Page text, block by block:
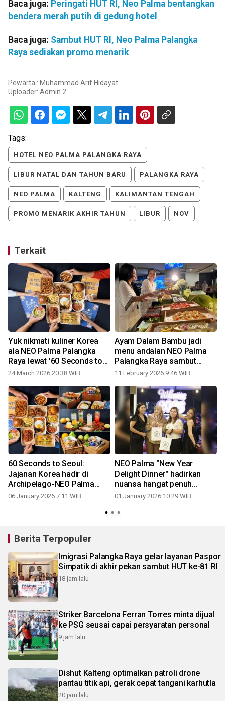
Baca juga: Peringati HUT RI, Neo Palma bentangkan
bendera merah putih di gedung hotel
Baca juga: Sambut HUT RI, Neo Palma Palangka
Raya sediakan promo menarik
Pewarta : Muhammad Arif Hidayat
Uploader: Admin 2
Tags:
HOTEL NEO PALMA PALANGKA RAYA
LIBUR NATAL DAN TAHUN BARU PALANGKA RAYA
NEO PALMA KALTENG KALIMANTAN TENGAH
PROMO MENARIK AKHIR TAHUN LIBUR NOV
Terkait
Yuk nikmati kuliner Korea
ala NEO Palma Palangka
Raya lewat '60 Seconds to
Seoul'
24 March 2026 20:38 WIB
Ayam Dalam Bambu jadi
menu andalan NEO Palma
Palangka Raya sambut
Ramadhan
11 February 2026 9:46 WIB
60 Seconds to Seoul:
Jajanan Korea hadir di
Archipelago-NEO Palma
Palangka Raya
06 January 2026 7:11 WIB
NEO Palma "New Year
Delight Dinner" hadirkan
nuansa hangat penuh
kepedulian
01 January 2026 10:29 WIB
Berita Terpopuler
Imigrasi Palangka Raya gelar layanan Paspor
Simpatik di akhir pekan sambut HUT ke-81 RI
18 jam lalu
Striker Barcelona Ferran Torres minta dijual
ke PSG seusai capai persyaratan personal
9 jam lalu
Dishut Kalteng optimalkan patroli drone
pantau titik api, gerak cepat tangani karhutla
20 jam lalu